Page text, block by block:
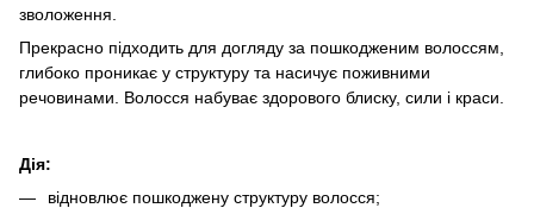
зволоження.
Прекрасно підходить для догляду за пошкодженим волоссям,
глибоко проникає у структуру та насичує поживними
речовинами. Волосся набуває здорового блиску, сили і краси.
Дія:
відновлює пошкоджену структуру волосся;